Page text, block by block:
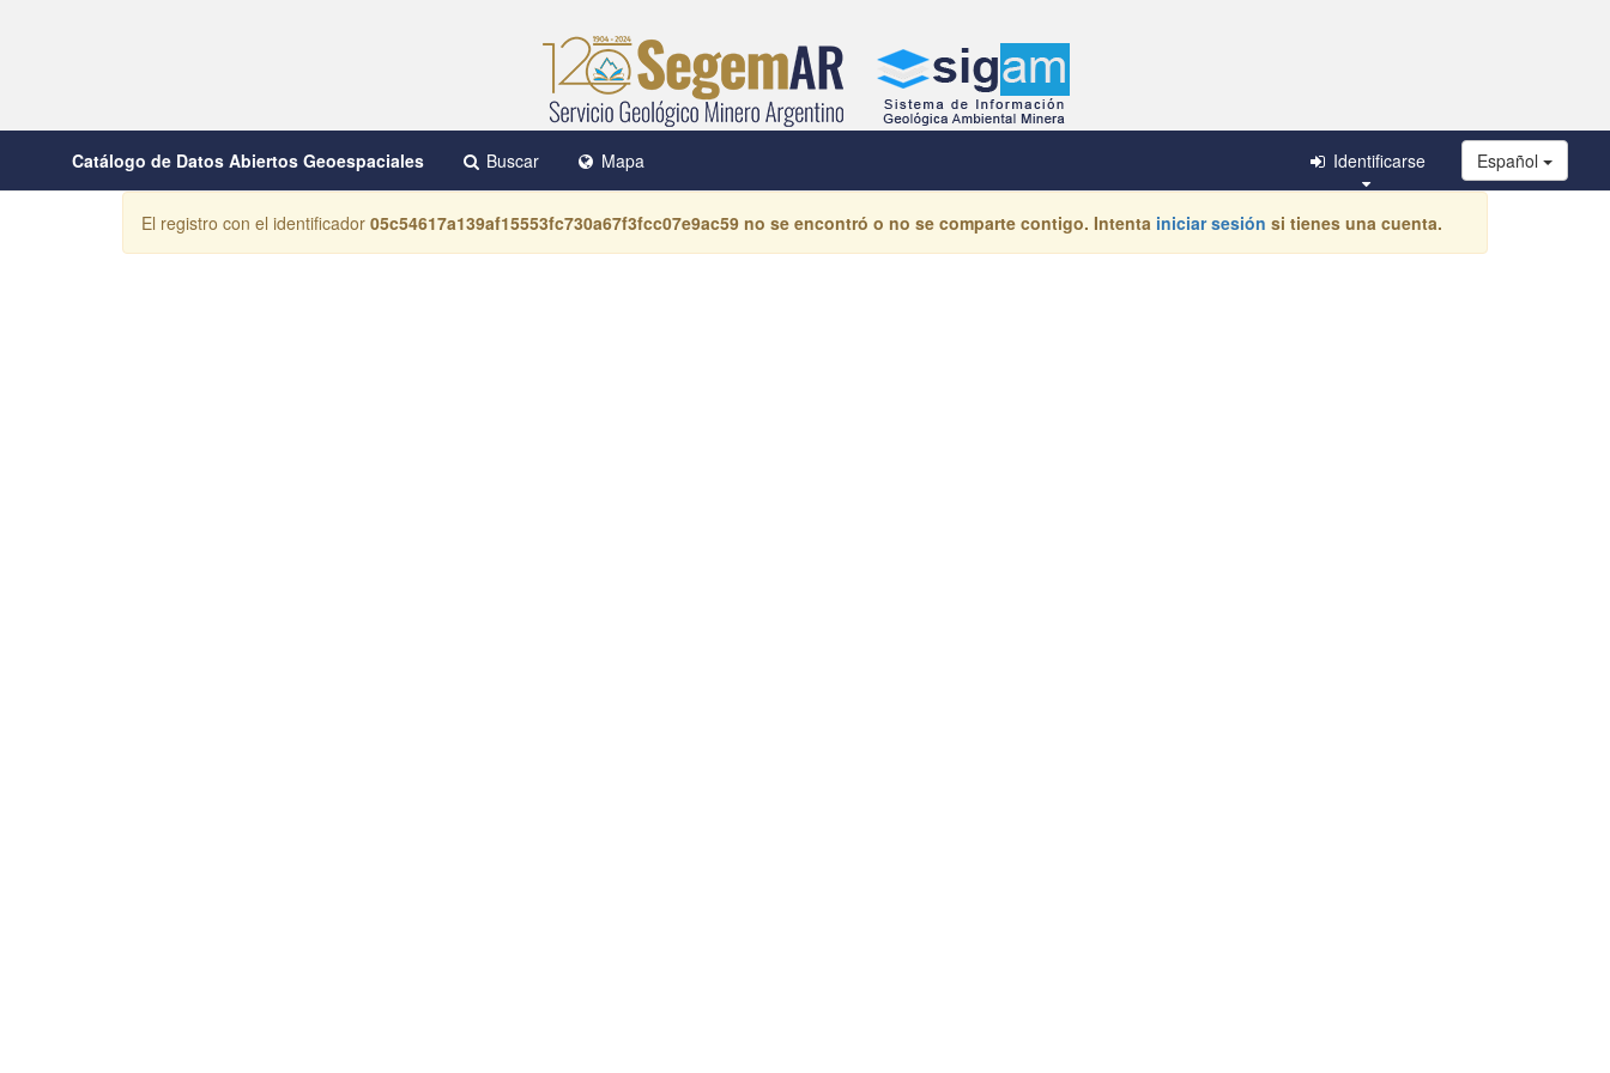
Catálogo de Datos Abiertos Geoespaciales Buscar Mapa Español
Identificarse
El registro con el identificador 05c54617a139af15553fc730a67f3fcc07e9ac59 no se encontró o no se comparte contigo. Intenta iniciar sesión si tienes una cuenta.